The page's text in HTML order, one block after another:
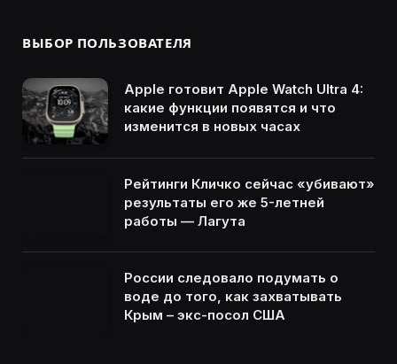
ВЫБОР ПОЛЬЗОВАТЕЛЯ
Apple готовит Apple Watch Ultra 4:
какие функции появятся и что
изменится в новых часах
Рейтинги Кличко сейчас «убивают»
результаты его же 5-летней
работы — Лагута
России следовало подумать о
воде до того, как захватывать
Крым – экс-посол США